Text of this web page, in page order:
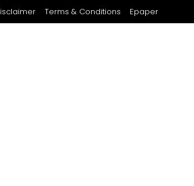
Terms & Conditions Epaper